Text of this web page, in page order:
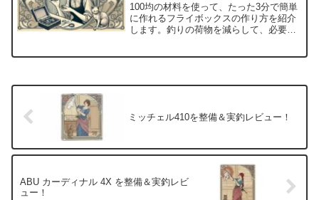
100均の材料を使って、たった3分で簡単
に作れるフライボックスの作り方を紹介
します。釣りの荷物を減らして、必要な
ミッチェル410を整備＆実釣レビュー！
ABU カーディナル 4X を整備＆実釣レビ
ュー！